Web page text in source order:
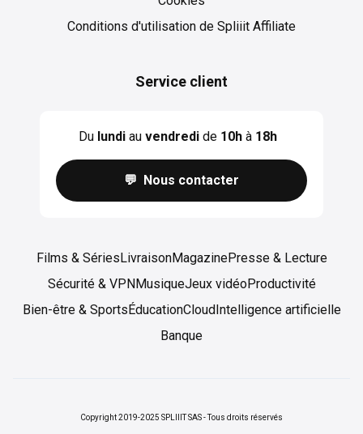
Cookies
Conditions d'utilisation de Spliiit Affiliate
Service client
Du lundiau vendredide 10hà 18h
💬 Nous contacter
Films & SériesLivraisonMagazinePresse & Lecture
Sécurité & VPNMusiqueJeux vidéoProductivité
Bien-être & SportsÉducationCloudIntelligence artificielle
Banque
Copyright 2019-2025 SPLIIIT SAS - Tous droits réservés